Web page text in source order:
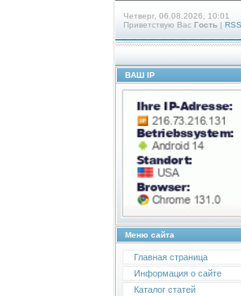
Четверг, 06.08.2026, 10:01
Приветствую Вас Гость | RSS
ВАШ IP
Меню сайта
Главная страница
Информация о сайте
Каталог статей